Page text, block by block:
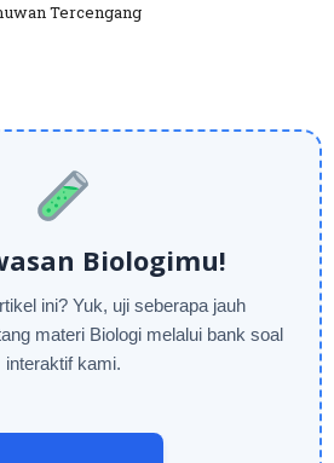
Tercengang
Biologimu!
ini? Yuk, uji seberapa jauh
materi Biologi melalui bank soal
interaktif kami.